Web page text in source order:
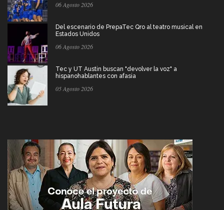
06 Agosto 2026
Del escenario de PrepaTec Qro al teatro musical en
Estados Unidos
06 Agosto 2026
Tec y UT Austin buscan "devolver la voz" a
hispanohablantes con afasia
05 Agosto 2026